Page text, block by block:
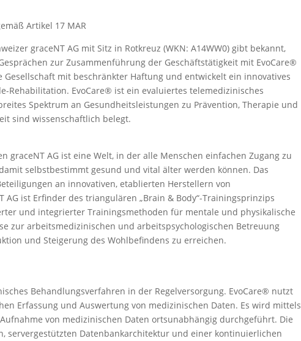
Artikel 17 MAR
graceNT AG mit Sitz in Rotkreuz (WKN: A14WW0) gibt bekannt,
zur Zusammenführung der Geschäftstätigkeit mit EvoCare®
Gesellschaft mit beschränkter Haftung und entwickelt ein innovatives
Rehabilitation. EvoCare® ist ein evaluiertes telemedizinisches
Spektrum an Gesundheitsleistungen zu Prävention, Therapie und
sind wissenschaftlich belegt.
graceNT AG ist eine Welt, in der alle Menschen einfachen Zugang zu
selbstbestimmt gesund und vital älter werden können. Das
an innovativen, etablierten Herstellern von
AG ist Erfinder des triangulären „Brain & Body“-Trainingsprinzips
und integrierter Trainingsmethoden für mentale und physikalische
zur arbeitsmedizinischen und arbeitspsychologischen Betreuung
und Steigerung des Wohlbefindens zu erreichen.
Behandlungsverfahren in der Regelversorgung. EvoCare® nutzt
Erfassung und Auswertung von medizinischen Daten. Es wird mittels
von medizinischen Daten ortsunabhängig durchgeführt. Die
servergestützten Datenbankarchitektur und einer kontinuierlichen